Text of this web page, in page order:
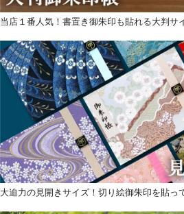
当店１番人気！書置き御朱印も貼れる大判サ
大迫力の見開きサイズ！切り絵御朱印を貼っ